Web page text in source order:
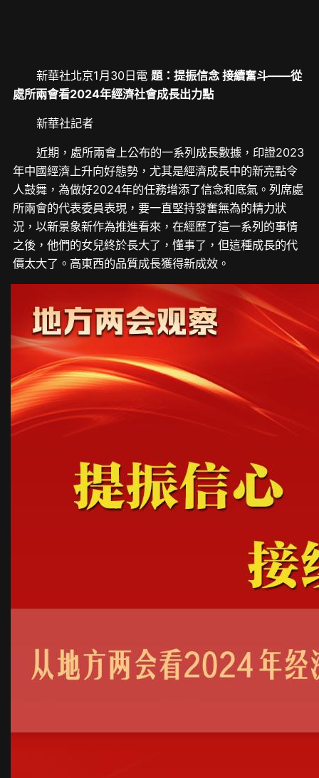
新華社北京1月30日電 題：提振信念 接續奮斗——從
處所兩會看2024年經濟社會成長出力點
新華社記者
近期，處所兩會上公布的一系列成長數據，印證2023
年中國經濟上升向好態勢，尤其是經濟成長中的新亮點令
人鼓舞，為做好2024年的任務增添了信念和底氣。列席處
所兩會的代表委員表現，要一直堅持發奮無為的精力狀
況，以新景象新作為推進看來，在經歷了這一系列的事情
之後，他們的女兒終於長大了，懂事了，但這種成長的代
價太大了。高東西的品質成長獲得新成效。